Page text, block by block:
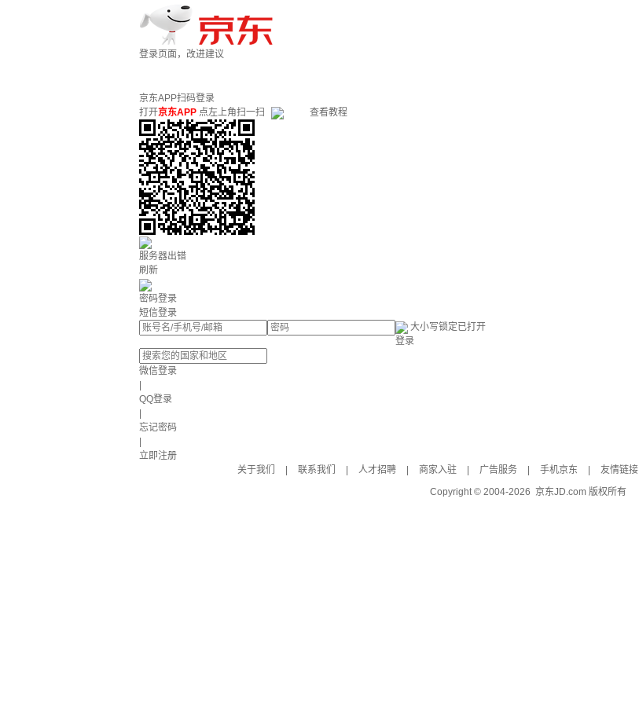
登录页面，改进建议
京东APP扫码登录
打开京东APP 点左上角扫一扫 查看教程
服务器出错
刷新
密码登录
短信登录
大小写锁定已打开
登录
微信登录
QQ登录
忘记密码
立即注册
关于我们
联系我们 人才招聘 商家入驻 广告服务 手机京东 友情链接
Copyright © 2004-2026 京东JD.com 版权所有